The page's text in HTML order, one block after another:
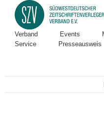
Verband Events
Service
Presseausweis